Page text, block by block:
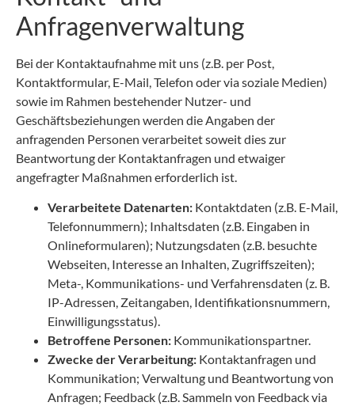
Anfragenverwaltung
Bei der Kontaktaufnahme mit uns (z.B. per Post,
Kontaktformular, E-Mail, Telefon oder via soziale Medien)
sowie im Rahmen bestehender Nutzer- und
Geschäftsbeziehungen werden die Angaben der
anfragenden Personen verarbeitet soweit dies zur
Beantwortung der Kontaktanfragen und etwaiger
angefragter Maßnahmen erforderlich ist.
Verarbeitete Datenarten: Kontaktdaten (z.B. E-Mail,
Telefonnummern); Inhaltsdaten (z.B. Eingaben in
Onlineformularen); Nutzungsdaten (z.B. besuchte
Webseiten, Interesse an Inhalten, Zugriffszeiten);
Meta-, Kommunikations- und Verfahrensdaten (z. B.
IP-Adressen, Zeitangaben, Identifikationsnummern,
Einwilligungsstatus).
Betroffene Personen: Kommunikationspartner.
Zwecke der Verarbeitung: Kontaktanfragen und
Kommunikation; Verwaltung und Beantwortung von
Anfragen; Feedback (z.B. Sammeln von Feedback via